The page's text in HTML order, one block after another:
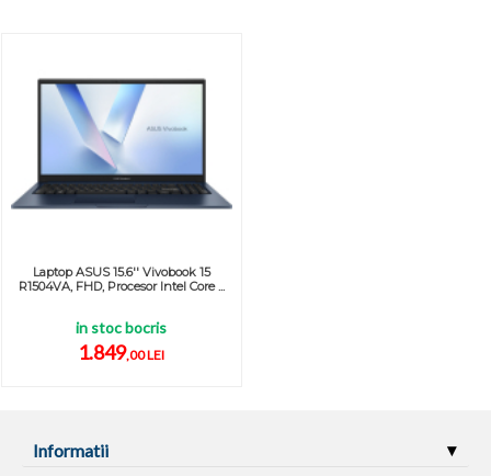
Laptop ASUS 15.6'' Vivobook 15
R1504VA, FHD, Procesor Intel Core ...
in stoc bocris
1.849,00 LEI
Informatii